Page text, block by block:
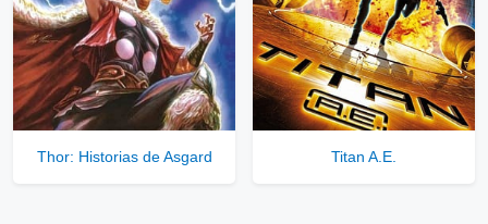
Thor: Historias de Asgard Titan A.E.